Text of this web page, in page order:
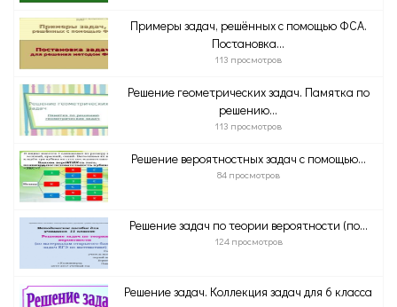
Примеры задач, решённых с помощью ФСА.
Постановка...
113 просмотров
Решение геометрических задач. Памятка по
решению...
113 просмотров
Решение вероятностных задач с помощью...
84 просмотров
Решение задач по теории вероятности (по...
124 просмотров
Решение задач. Коллекция задач для 6 класса